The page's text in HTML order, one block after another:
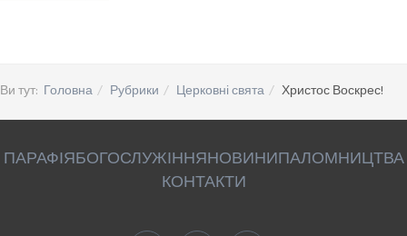
Ви тут: Головна Рубрики Церковні свята Христос Воскрес!
ПАРАФІЯБОГОСЛУЖІННЯНОВИНИПАЛОМНИЦТВА
КОНТАКТИ